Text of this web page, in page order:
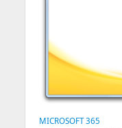
MICROSOFT 365